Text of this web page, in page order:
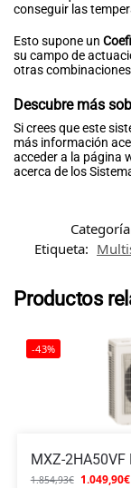
conseguir las
Esto supone un
su campo de
otras
Descubre más
Si crees que este
más información
acceder a la página
acerca de los
Etiqueta:
Productos
-43%
MXZ-
1.854,93€ 1.049,90€